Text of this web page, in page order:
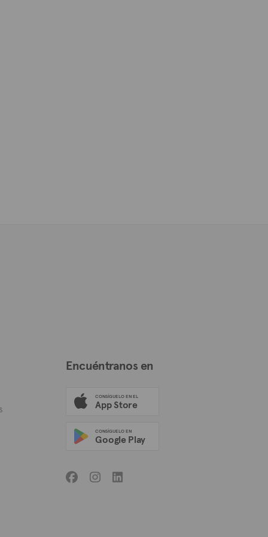
Encuéntranos en
CONSÍGUELO EN EL
App Store
CONSÍGUELO EN
Google Play